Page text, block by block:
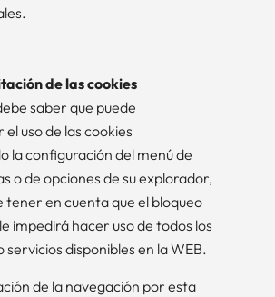
de las cookies
saber que puede
uso de las cookies
la configuración del menú de
o de opciones de su explorador,
tener en cuenta que el bloqueo
impedirá hacer uso de todos los
servicios disponibles en la WEB.
de la navegación por esta